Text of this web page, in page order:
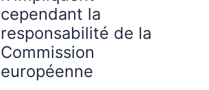
cependant la
responsabilité de la
Commission
européenne